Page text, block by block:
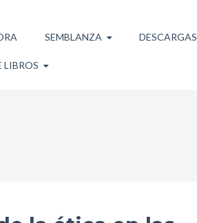
SEMBLANZA DESCARGAS
LIBROS